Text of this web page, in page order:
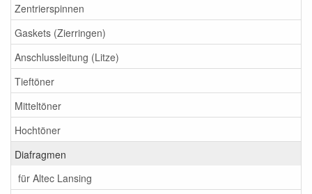
Zentrierspinnen
Gaskets (Zierringen)
Anschlussleitung (Litze)
Tieftöner
Mitteltöner
Hochtöner
Diafragmen
für Altec Lansing